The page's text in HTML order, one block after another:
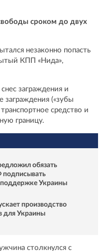
сроком до двух
незаконно попасть
КПП «Нида»,
заграждения и
(«зубы
средство и
границу.
обязать
подписывать
Украины
производство
для Украины
столкнулся с